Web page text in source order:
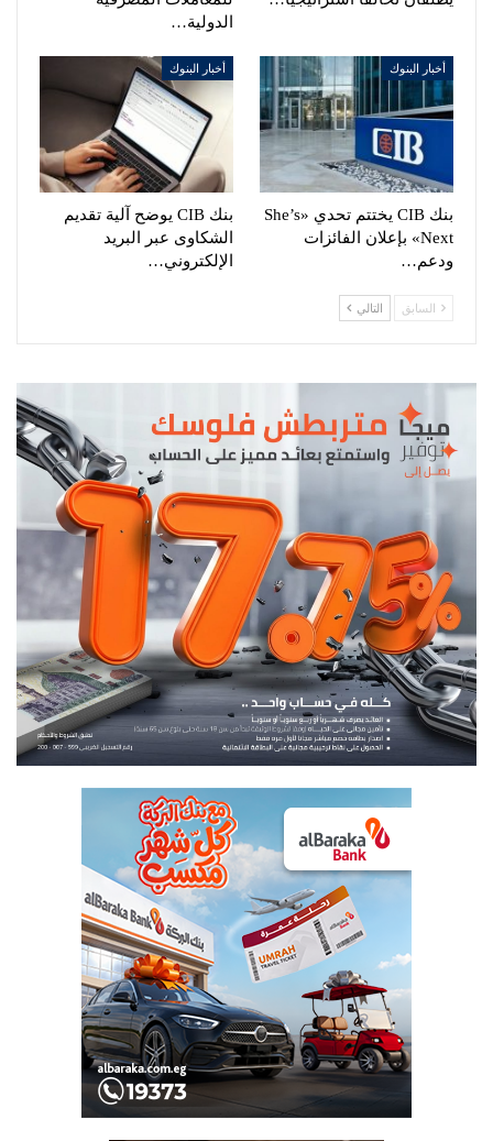
الدولية…
أخبار البنوك
بنك CIB يختتم تحدي «She’s
Next» بإعلان الفائزات
ودعم…
أخبار البنوك
بنك CIB يوضح آلية تقديم
الشكاوى عبر البريد
الإلكتروني…
السابق التالي